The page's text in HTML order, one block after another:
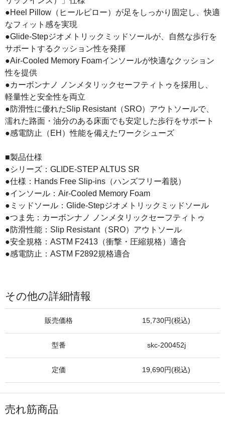
●Heel Pillow（ヒールピロー）が足をしっかり固定し、快適
なフィット感を実現
●Glide-Stepジオメトリックミッドソールが、自然な歩行を
サポートするクッション性を発揮
●Air-Cooled Memory Foamインソールが快適なクッション
性を提供
●カーボンナノ ノンメタリックセーフティトゥを採用し、
軽量性と安全性を両立
●防滑性に優れたSlip Resistant（SRO）アウトソールで、
濡れた路面・油分のある床面でも安定した歩行をサポート
●感電防止（EH）性能を備えたワークシューズ
■製品仕様
●シリーズ：GLIDE-STEP ALTUS SR
●仕様：Hands Free Slip-ins（ハンズフリー着脱）
●インソール：Air-Cooled Memory Foam
●ミッドソール：Glide-Stepジオメトリックミッドソール
●つま先：カーボンナノ ノンメタリックセーフティトゥ
●防滑性能：Slip Resistant（SRO）アウトソール
●安全規格：ASTM F2413（衝撃・圧縮規格）適合
●感電防止：ASTM F2892規格適合
その他の詳細情報
販売価格 15,730円(税込)
型番 skc-200452j
定価 19,690円(税込)
売れ筋商品